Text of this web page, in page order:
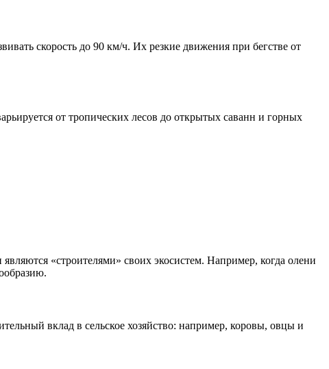
скорость до 90 км/ч. Их резкие движения при бегстве от
от тропических лесов до открытых саванн и горных
«строителями» своих экосистем. Например, когда олени
вклад в сельское хозяйство: например, коровы, овцы и